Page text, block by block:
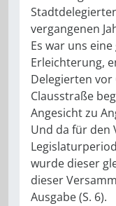
vergangenen
Es war uns
Erleichterung,
Delegierten
Clausstraße
Angesicht zu
Und da für den
wurde dieser
dieser
Ausgabe (S. 6).